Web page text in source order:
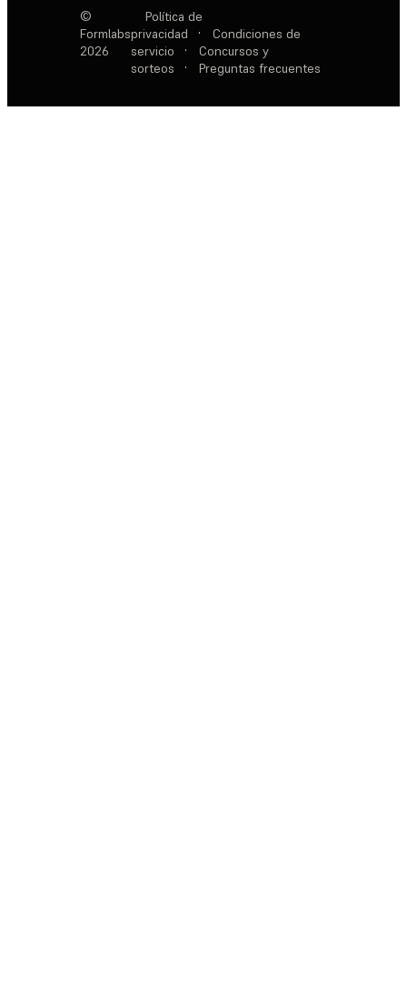
©
Formlabs
2026
Política de
privacidad
·
Condiciones de
servicio
·
Concursos y
sorteos
· Preguntas frecuentes